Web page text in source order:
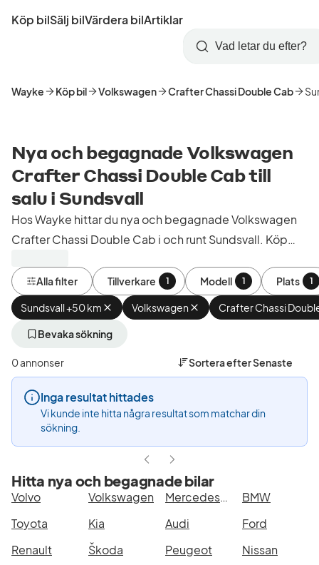
till
Startsida
Köp bilSälj bilVärdera bilArtiklar
Skapa
konto
Logga
in
Sök
Wayke Köp bil Volkswagen Crafter Chassi Double Cab
Nya och begagnade Volkswagen
Crafter Chassi Double Cab till
salu i Sundsvall
Hos Wayke hittar du nya och begagnade Volkswagen
Crafter Chassi Double Cab i och runt Sundsvall. Köp
Sverige.Alla filter Tillverkare 1 Modell 1 Plats 1
Sundsvall +50 km Ta
bort
aktivt
(Plats)
Volkswagen Ta
bort
Volkswagen
Crafter Chassi
Bevaka sökning
0 annonser Sortera efterSenaste
Inga resultat hittades
Vi kunde inte hitta några resultat som matchar din
sökning.
Hitta nya och begagnade bilar
Volvo Volkswagen Mercedes-Benz
BMW
Toyota
Kia Audi
Ford
Renault
Škoda Peugeot
Nissan